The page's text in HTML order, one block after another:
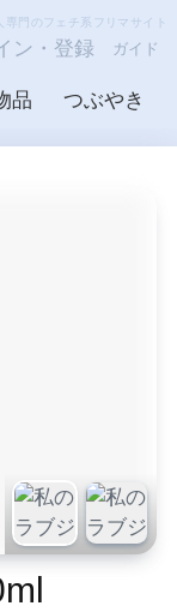
品 つぶやき
専門のフェチ系フリマサイト
ン・登録 ガイド